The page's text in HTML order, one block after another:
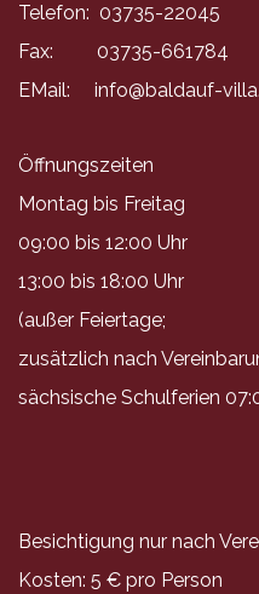
Telefon: 03735-22045
Fax: 03735-661784
EMail: info@baldauf-
Öffnungszeiten
Montag bis Freitag
09:00 bis 12:00 Uhr
13:00 bis 18:00 Uhr
(außer Feiertage;
zusätzlich nach
sächsische Schulferien
Besichtigung nur nach
Kosten: 5 € pro Person